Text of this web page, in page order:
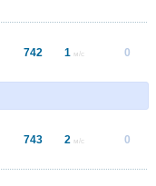
742 1 м/с 0
743 2 м/с 0